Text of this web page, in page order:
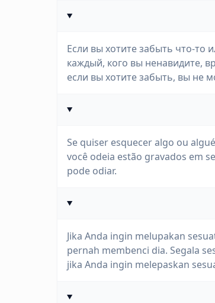
Если вы хотите забыть что-то
каждый, кого вы ненавидите,
если вы хотите забыть, вы не
Se quiser esquecer algo ou
você odeia estão gravados em
pode odiar.
Jika Anda ingin melupakan
pernah membenci dia. Segala
jika Anda ingin melepaskan